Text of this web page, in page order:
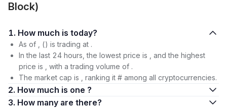
Block)
1. How much is today?
As of , () is trading at .
In the last 24 hours, the lowest price is , and the highest
price is , with a trading volume of .
The market cap is , ranking it # among all cryptocurrencies.
2. How much is one ?
3. How many are there?